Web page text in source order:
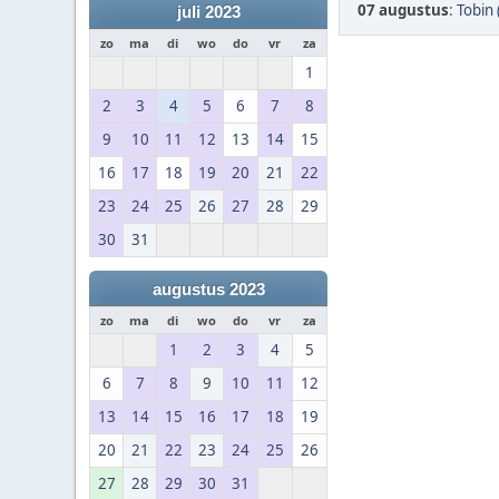
juli 2023
zo ma di wo do vr za
1
2
3 4 5 6 7
8
9
10 11 12 13 14
15
16
17 18 19 20 21
22
23
24 25 26 27 28
29
30
31
augustus 2023
zo ma di wo do vr za
1 2 3 4
5
6
7 8 9 10 11
12
13
14 15 16 17 18
19
20
21 22 23 24 25
26
27
28 29 30 31
07 augustus:Tobin